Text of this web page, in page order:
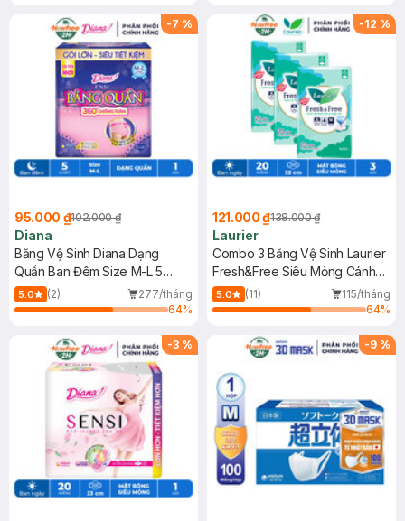
SPF 50+ 20ml (SL Có Hạn)
-7 %
95.000 ₫102.000 ₫
Diana
Băng Vệ Sinh Diana Dạng
Quần Ban Đêm Size M-L 5
Chiếc/Gói
5.0 (2)
277/tháng
64%
-12 %
121.000 ₫138.000 ₫
Laurier
Combo 3 Băng Vệ Sinh Laurier
Fresh&Free Siêu Mỏng Cánh
20M
5.0 (11)
115/tháng
64%
-3 % -9 %